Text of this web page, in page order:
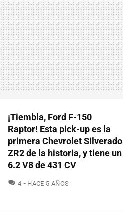
¡Tiembla, Ford F-150
Raptor! Esta pick-up es la
primera Chevrolet Silverado
ZR2 de la historia, y tiene un
6.2 V8 de 431 CV
4 COMENTARIOS
HACE 5 AÑOS